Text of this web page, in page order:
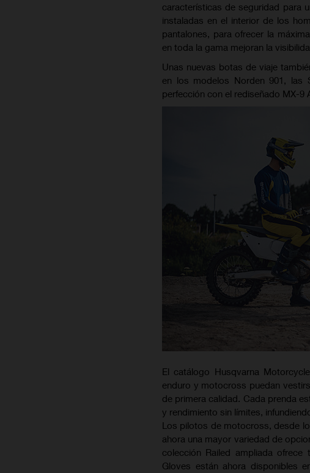
características de seguridad para
instaladas en el interior de los
pantalones, para ofrecer la
en toda la gama mejoran la
Unas nuevas botas de viaje
en los modelos Norden 901,
perfección con el rediseñado MX-9
El catálogo Husqvarna
enduro y motocross puedan
de primera calidad. Cada prenda
y rendimiento sin límites,
Los pilotos de motocross, desde
ahora una mayor variedad de
colección Railed ampliada
Gloves están ahora disponibles